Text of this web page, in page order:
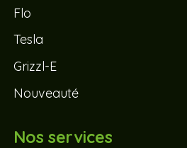
Flo
Tesla
Grizzl-E
Nouveauté
Nos services